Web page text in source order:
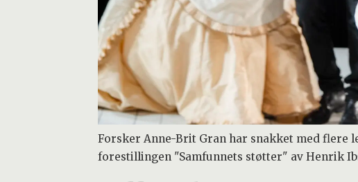
Forsker Anne-Brit Gran har snakket med flere
forestillingen "Samfunnets støtter" av Henrik